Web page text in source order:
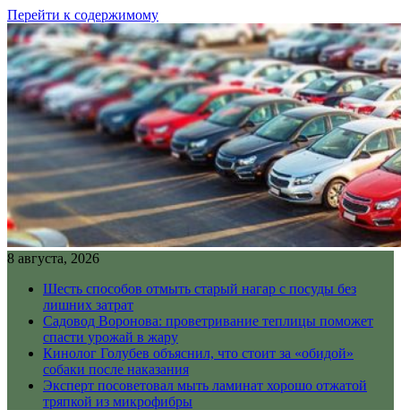
Перейти к содержимому
8 августа, 2026
Шесть способов отмыть старый нагар с посуды без
лишних затрат
Садовод Воронова: проветривание теплицы поможет
спасти урожай в жару
Кинолог Голубев объяснил, что стоит за «обидой»
собаки после наказания
Эксперт посоветовал мыть ламинат хорошо отжатой
тряпкой из микрофибры